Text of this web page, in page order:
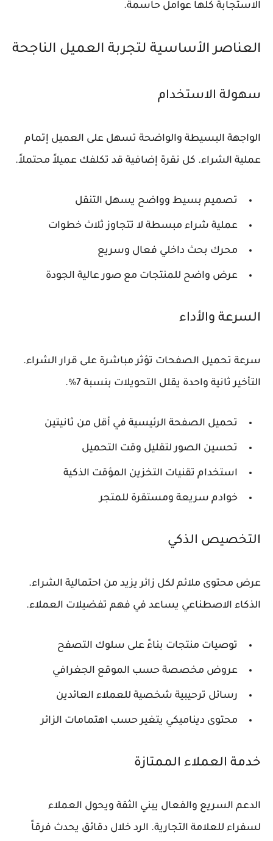
الاستجابة كلها عوامل حاسمة.
العناصر الأساسية لتجربة العميل الناجحة
سهولة الاستخدام
الواجهة البسيطة والواضحة تسهل على العميل إتمام
عملية الشراء. كل نقرة إضافية قد تكلفك عميلاً محتملاً.
تصميم بسيط وواضح يسهل التنقل
عملية شراء مبسطة لا تتجاوز ثلاث خطوات
محرك بحث داخلي فعال وسريع
عرض واضح للمنتجات مع صور عالية الجودة
السرعة والأداء
سرعة تحميل الصفحات تؤثر مباشرة على قرار الشراء.
التأخير ثانية واحدة يقلل التحويلات بنسبة 7%.
تحميل الصفحة الرئيسية في أقل من ثانيتين
تحسين الصور لتقليل وقت التحميل
استخدام تقنيات التخزين المؤقت الذكية
خوادم سريعة ومستقرة للمتجر
التخصيص الذكي
عرض محتوى ملائم لكل زائر يزيد من احتمالية الشراء.
الذكاء الاصطناعي يساعد في فهم تفضيلات العملاء.
توصيات منتجات بناءً على سلوك التصفح
عروض مخصصة حسب الموقع الجغرافي
رسائل ترحيبية شخصية للعملاء العائدين
محتوى ديناميكي يتغير حسب اهتمامات الزائر
خدمة العملاء الممتازة
الدعم السريع والفعال يبني الثقة ويحول العملاء
لسفراء للعلامة التجارية. الرد خلال دقائق يحدث فرقاً